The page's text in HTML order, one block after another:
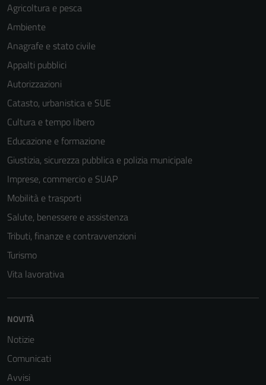
Agricoltura e pesca
Ambiente
Anagrafe e stato civile
Appalti pubblici
Autorizzazioni
Catasto, urbanistica e SUE
Cultura e tempo libero
Educazione e formazione
Giustizia, sicurezza pubblica e polizia municipale
Imprese, commercio e SUAP
Mobilità e trasporti
Salute, benessere e assistenza
Tributi, finanze e contravvenzioni
Turismo
Vita lavorativa
NOVITÀ
Notizie
Comunicati
Avvisi